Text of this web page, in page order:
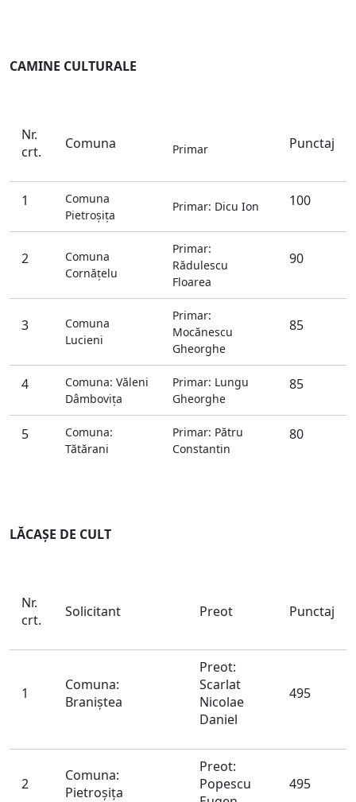
CAMINE CULTURALE
Nr.
crt.
Comuna Primar Punctaj
1
Comuna
Pietroşiţa
Primar: Dicu Ion 100
2
Comuna
Cornăţelu
Primar:
Rădulescu
Floarea
90
3
Comuna
Lucieni
Primar:
Mocănescu
Gheorghe
85
4
Comuna: Văleni
Dâmboviţa
Primar: Lungu
Gheorghe
85
5
Comuna:
Tătărani
Primar: Pătru
Constantin
80
LĂCAŞE DE CULT
Nr.
crt.
Solicitant Preot Punctaj
1
Comuna:
Braniştea
Preot:
Scarlat
Nicolae
Daniel
495
2
Comuna:
Pietroşiţa
Preot:
Popescu
495